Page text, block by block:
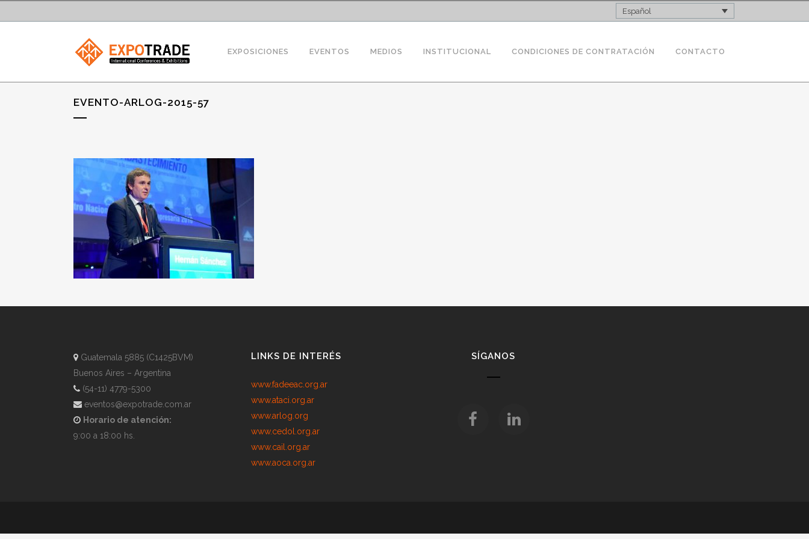
Español
EXPOSICIONES EVENTOS MEDIOS INSTITUCIONAL CONDICIONES DE CONTRATACIÓN CONTACTO
EVENTO-ARLOG-2015-57
Guatemala 5885 (C1425BVM)
Buenos Aires – Argentina
(54-11) 4779-5300
eventos@expotrade.com.ar
Horario de atención:
9:00 a 18:00 hs.
LINKS DE INTERÉS
www.fadeeac.org.ar
www.ataci.org.ar
www.arlog.org
www.cedol.org.ar
www.cail.org.ar
www.aoca.org.ar
SÍGANOS